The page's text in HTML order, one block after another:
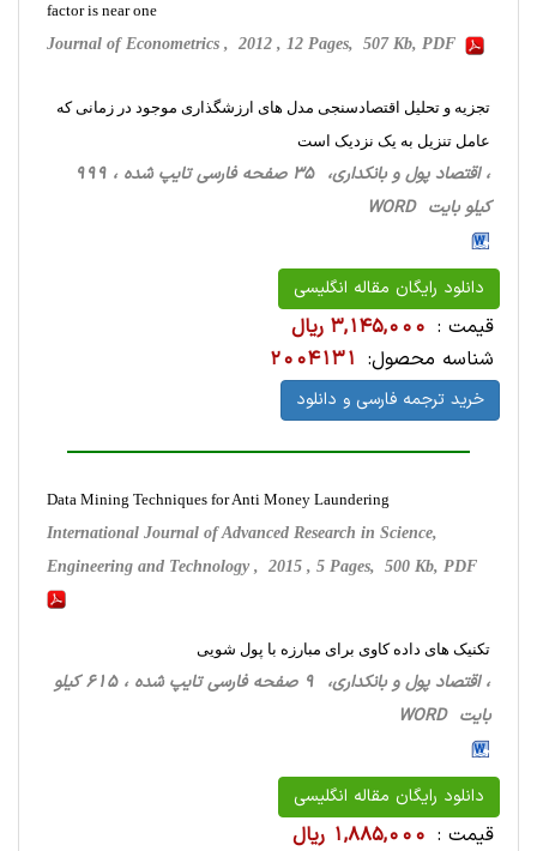
factor is near one
Journal of Econometrics , 2012 , 12 Pages, 507 Kb, PDF
تجزیه و تحلیل اقتصادسنجی مدل های ارزشگذاری موجود در زمانی که
عامل تنزیل به یک نزدیک است
، اقتصاد پول و بانکداری، 35 صفحه فارسی تایپ شده ، 999
کیلو بایت WORD
دانلود رایگان مقاله انگلیسی
قیمت : 3,145,000 ریال
شناسه محصول: 2004131
خرید ترجمه فارسی و دانلود
Data Mining Techniques for Anti Money Laundering
International Journal of Advanced Research in Science,
Engineering and Technology , 2015 , 5 Pages, 500 Kb, PDF
تکنیک های داده کاوی برای مبارزه با پول شویی
، اقتصاد پول و بانکداری، 9 صفحه فارسی تایپ شده ، 615 کیلو
بایت WORD
دانلود رایگان مقاله انگلیسی
قیمت : 1,885,000 ریال